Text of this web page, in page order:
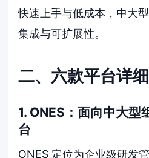
快速上手与低成本，中大
集成与可扩展性。
二、六款平台详
1. ONES：面向中大型
台
ONES 定位为企业级研发